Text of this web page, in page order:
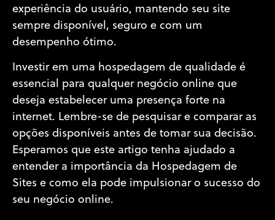
experiência do usuário, mantendo seu site
sempre disponível, seguro e com um
desempenho ótimo.
Investir em uma hospedagem de qualidade é
essencial para qualquer negócio online que
deseja estabelecer uma presença forte na
internet. Lembre-se de pesquisar e comparar as
opções disponíveis antes de tomar sua decisão.
Esperamos que este artigo tenha ajudado a
entender a importância da Hospedagem de
Sites e como ela pode impulsionar o sucesso do
seu negócio online.